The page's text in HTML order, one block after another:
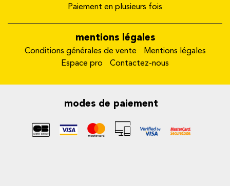
Paiement en plusieurs fois
mentions légales
Conditions générales de vente
Mentions légales
Espace pro
Contactez-nous
modes de paiement